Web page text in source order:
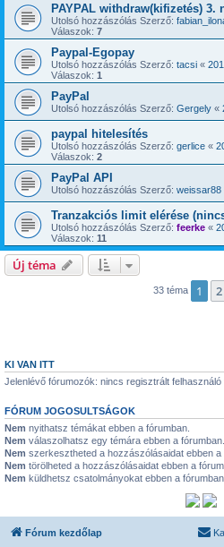
PAYPAL withdraw(kifizetés) 3.
Utolsó hozzászólás Szerző:
Válaszok: 7
Paypal-Egopay
Utolsó hozzászólás Szerző: tacsi «
Válaszok: 1
PayPal
Utolsó hozzászólás Szerző: Gergely «
paypal hitelesítés
Utolsó hozzászólás Szerző: gerlice «
Válaszok: 2
PayPal API
Utolsó hozzászólás Szerző: weissar88
Tranzakciós limit elérése
Utolsó hozzászólás Szerző: feerke «
Válaszok: 11
Új téma
33 téma 1 2
KI VAN ITT
Jelenlévő fórumozók: nincs regisztrált felhasználó
FÓRUM JOGOSULTSÁGOK
Nem nyithatsz témákat ebben a fórumban.
Nem válaszolhatsz egy témára ebben a fórumban.
Nem szerkesztheted a hozzászólásaidat ebben a
Nem törölheted a hozzászólásaidat ebben a
Nem küldhetsz csatolmányokat ebben a fórumban.
Fórum kezdőlap